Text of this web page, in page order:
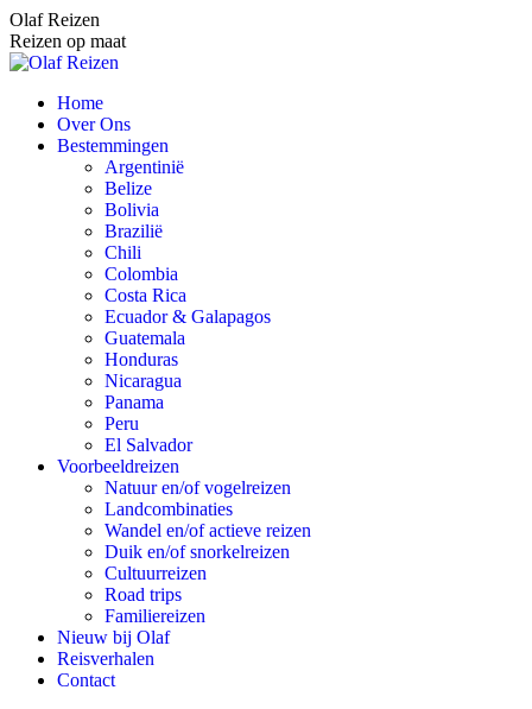
Spring
naar
content
Olaf Reizen
Reizen op maat
Home
Over Ons
Bestemmingen
Argentinië
Belize
Bolivia
Brazilië
Chili
Colombia
Costa Rica
Ecuador & Galapagos
Guatemala
Honduras
Nicaragua
Panama
Peru
El Salvador
Voorbeeldreizen
Natuur en/of vogelreizen
Landcombinaties
Wandel en/of actieve reizen
Duik en/of snorkelreizen
Cultuurreizen
Road trips
Familiereizen
Nieuw bij Olaf
Reisverhalen
Contact